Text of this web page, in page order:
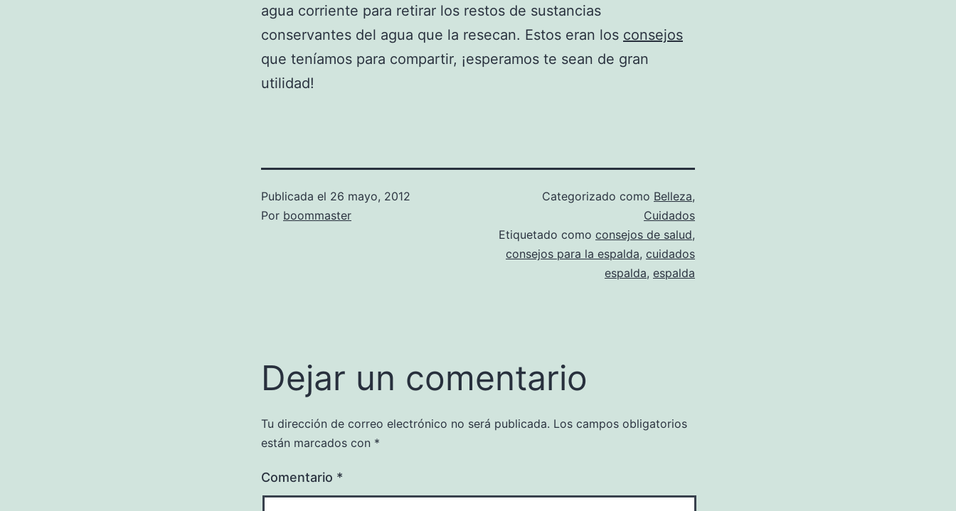
agua corriente para retirar los restos de sustancias
conservantes del agua que la resecan. Estos eran los consejos
que teníamos para compartir, ¡esperamos te sean de gran
utilidad!
Publicada el 26 mayo, 2012
Por boommaster
Categorizado como Belleza,
Cuidados
Etiquetado como consejos de salud,
consejos para la espalda, cuidados
espalda, espalda
Dejar un comentario
Tu dirección de correo electrónico no será publicada. Los campos obligatorios
están marcados con *
Comentario *